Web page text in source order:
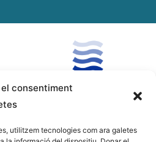
consentiment
utilitzem tecnologies com ara galetes